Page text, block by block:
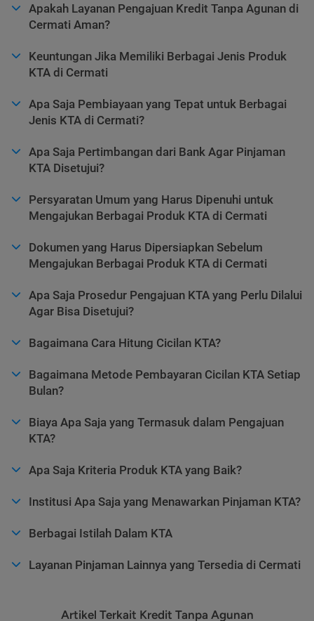
Apakah Layanan Pengajuan Kredit Tanpa Agunan di
Cermati Aman?
Keuntungan Jika Memiliki Berbagai Jenis Produk
KTA di Cermati
Apa Saja Pembiayaan yang Tepat untuk Berbagai
Jenis KTA di Cermati?
Apa Saja Pertimbangan dari Bank Agar Pinjaman
KTA Disetujui?
Persyaratan Umum yang Harus Dipenuhi untuk
Mengajukan Berbagai Produk KTA di Cermati
Dokumen yang Harus Dipersiapkan Sebelum
Mengajukan Berbagai Produk KTA di Cermati
Apa Saja Prosedur Pengajuan KTA yang Perlu Dilalui
Agar Bisa Disetujui?
Bagaimana Cara Hitung Cicilan KTA?
Bagaimana Metode Pembayaran Cicilan KTA Setiap
Bulan?
Biaya Apa Saja yang Termasuk dalam Pengajuan
KTA?
Apa Saja Kriteria Produk KTA yang Baik?
Institusi Apa Saja yang Menawarkan Pinjaman KTA?
Berbagai Istilah Dalam KTA
Layanan Pinjaman Lainnya yang Tersedia di Cermati
Artikel Terkait Kredit Tanpa Agunan